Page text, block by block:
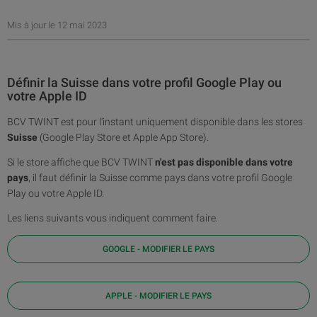
Mis à jour le 12 mai 2023
Définir la Suisse dans votre profil Google Play ou
votre Apple ID
BCV TWINT est pour l'instant uniquement disponible dans les stores
Suisse (Google Play Store et Apple App Store).
Si le store affiche que BCV TWINTn'est pas disponible dans votre
pays , il faut définir la Suisse comme pays dans votre profil Google
Play ou votre Apple ID.
Les liens suivants vous indiquent comment faire.
GOOGLE - MODIFIER LE PAYS
APPLE - MODIFIER LE PAYS